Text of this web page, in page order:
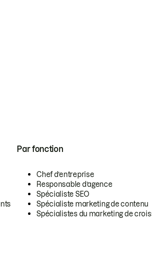
Par fonction
Chef d’entreprise
Responsable d’agence
Spécialiste SEO
Spécialiste marketing de contenu
Spécialistes du marketing de